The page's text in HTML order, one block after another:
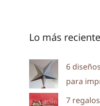
Lo más reciente
6
para
7